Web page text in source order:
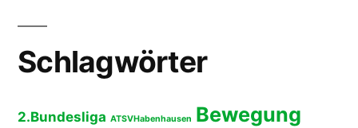
der
Beiträge
Schlagwörter
2.Bundesliga ATSVHabenhausen Bewegung